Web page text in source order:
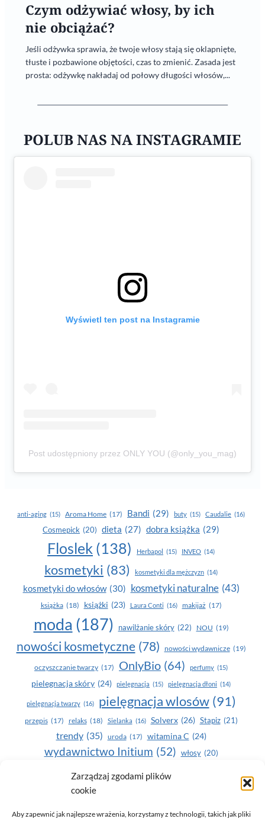
Zarządzaj zgodami plików
cookie
Aby zapewnić jak najlepsze wrażenia, korzystamy z technologii, takich jak pliki
Czym odżywiać włosy, by ich
nie obciążać?
Jeśli odżywka sprawia, że twoje włosy stają się oklapnięte,
tłuste i pozbawione objętości, czas to zmienić. Zasada jest
prosta: odżywkę nakładaj od połowy długości włosów,...
POLUB NAS NA INSTAGRAMIE
Wyświetl ten post na Instagramie
Post udostępniony przez ONLY YOU (@only_you_mag)
anti-aging (15) Aroma Home (17) Bandi (29) buty (15) Caudalie (16)
Cosmepick (20) dieta (27) dobra książka (29)
Floslek (138) Herbapol (15) INVEO (14)
kosmetyki (83) kosmetyki dla mężczyzn (14)
kosmetyki do włosów (30) kosmetyki naturalne (43)
książka (18) książki (23) Laura Conti (16) makijaż (17)
moda (187) nawilżanie skóry (22) NOU (19)
nowości kosmetyczne (78) nowości wydawnicze (19)
oczyszczanie twarzy (17) OnlyBio (64) perfumy (15)
pielegnacja skóry (24) pielęgnacja (15) pielęgnacja dłoni (14)
pielęgnacja twarzy (16) pielęgnacja wlosów (91)
przepis (17) relaks (18) Sielanka (16) Solverx (26) Stapiz (21)
trendy (35) uroda (17) witamina C (24)
wydawnictwo Initium (52) włosy (20)
Yasumi(164) zdrowe zęby
zdrowie